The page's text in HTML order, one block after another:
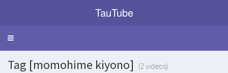
TauTube
Toggle
Tag [momohime kiyono] (2 videos)